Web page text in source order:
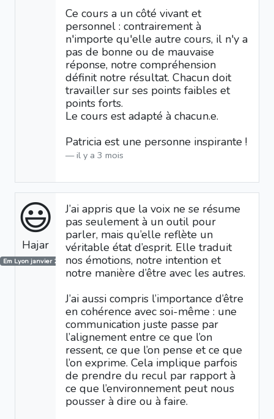
Ce cours a un côté vivant et
personnel : contrairement à
n'importe qu'elle autre cours, il n'y a
pas de bonne ou de mauvaise
réponse, notre compréhension
définit notre résultat. Chacun doit
travailler sur ses points faibles et
points forts.
Le cours est adapté à chacun.e.
Patricia est une personne inspirante !
il y a 3 mois
😃
Hajar
Em Lyon janvier 2026
J’ai appris que la voix ne se résume
pas seulement à un outil pour
parler, mais qu’elle reflète un
véritable état d’esprit. Elle traduit
nos émotions, notre intention et
notre manière d’être avec les autres.
J’ai aussi compris l’importance d’être
en cohérence avec soi-même : une
communication juste passe par
l’alignement entre ce que l’on
ressent, ce que l’on pense et ce que
l’on exprime. Cela implique parfois
de prendre du recul par rapport à
ce que l’environnement peut nous
pousser à dire ou à faire.